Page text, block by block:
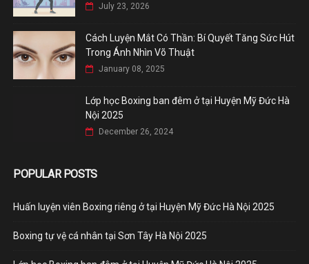
July 23, 2026
Cách Luyện Mắt Có Thần: Bí Quyết Tăng Sức Hút
Trong Ánh Nhìn Võ Thuật
January 08, 2025
Lớp học Boxing ban đêm ở tại Huyện Mỹ Đức Hà
Nội 2025
December 26, 2024
POPULAR POSTS
Huấn luyện viên Boxing riêng ở tại Huyện Mỹ Đức Hà Nội 2025
Boxing tự vệ cá nhân tại Sơn Tây Hà Nội 2025